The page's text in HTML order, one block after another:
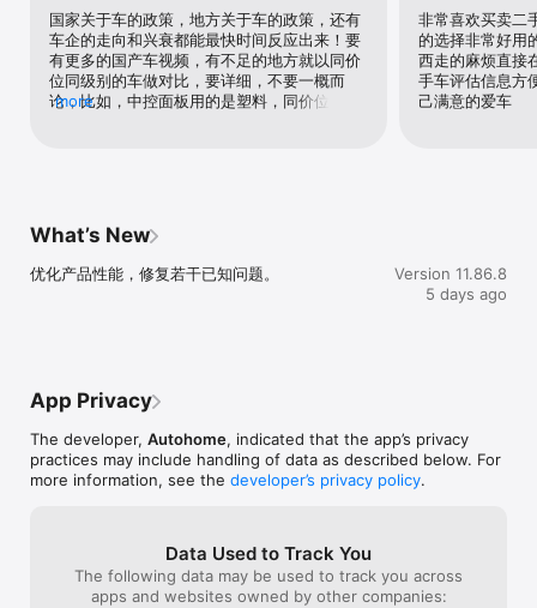
【多种形式 有趣好玩】
1、视频直播-选车、看车、逛车展，都不错过
2、小视频-人人都是创作者，记录有趣好玩的车生活
【前沿技术 全新体验】
1、智能推荐-机器学习，推荐专属内容
“每天都会来看相关的业界新闻，总能找到自己喜欢的相关消息” by 瓶
“几乎天天都用汽车之家看些汽车新闻，编辑的帖子还是比较中肯的，
户名已存在
“一直以来都很感谢有汽车之家这样的好软件，为喜欢车的朋友带来了
无尽的乐趣和方便，祝愿你们越做越好！”by 缪小福
国家关于车的政策，地方关于车的政策，还有
车企的走向和兴衰都能最快时间反应出来！要
有更多的国产车视频，有不足的地方就以同价
位同级别的车做对比，要详细，不要一概而
论，比如，中控面板用的是塑料，同价位同级
细的对比，比如材质，结构，同时达到某种条
件，这个车就会解体，而这个车不会，达到另
一个更苛刻的条件才会解体！有对比，才能有
进步，有对比才能有话题！！！
more
非常喜欢买卖二
的选择非常好用
西走的麻烦直接
手车评估信息方
己满意的爱车
What’s New
优化产品性能，修复若干已知问题。
Version 11.86.8
5 days ago
App Privacy
The developer, Autohome, indicated that the app’s privacy
practices may include handling of data as described below. For
more information, see the developer’s privacy policy.
Data Used to Track You
The following data may be used to track you across
apps and websites owned by other companies: